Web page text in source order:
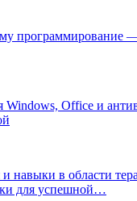
программирование
Windows, Office и
навыки в области
для успешной…